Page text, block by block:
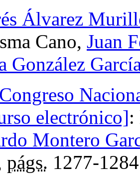
Álvarez
Cano, Juan
González
electrónico]:
Montero
págs. 1277-1284